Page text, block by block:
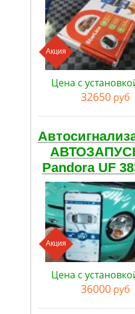
Акция
Цена с
32650 руб
Pandora UF
Акция
Цена с
36000 руб